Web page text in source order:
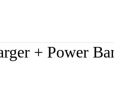
+ Power